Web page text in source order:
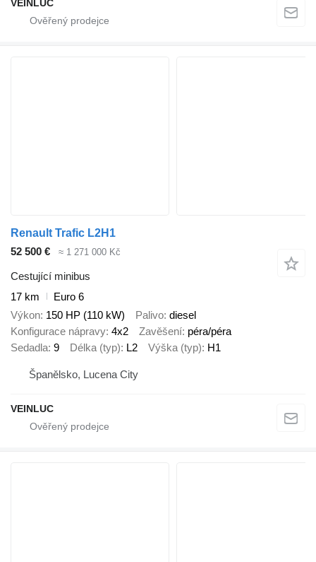
VEINLUC
Renault Trafic L2H1
52 500 €
≈ 1 271 000 Kč
Cestující minibus
17 km
Euro 6
Výkon 150 HP (110 kW) Palivo diesel
Konfigurace nápravy 4x2 Zavěšení péra/péra
Sedadla 9 Délka (typ) L2 Výška (typ) H1
Španělsko, Lucena City
VEINLUC